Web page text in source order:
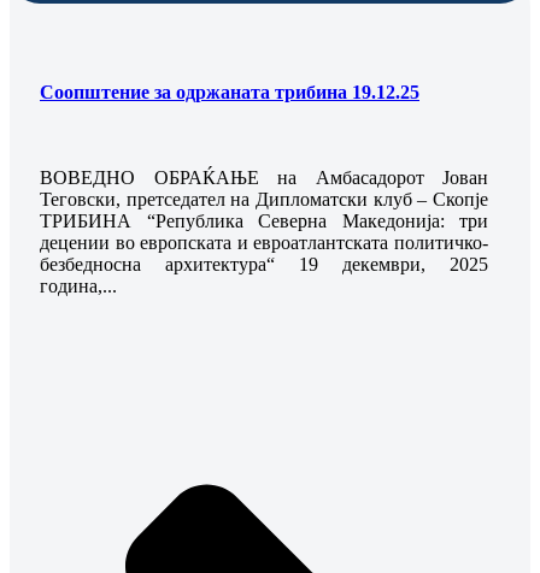
Соопштение за одржаната трибина 19.12.25
ВОВЕДНО ОБРАЌАЊЕ на Амбасадорот Јован
Теговски, претседател на Дипломатски клуб – Скопје
ТРИБИНА “Република Северна Македонија: три
децении во европската и евроатлантската политичко-
безбедносна архитектура“ 19 декември, 2025
година,...